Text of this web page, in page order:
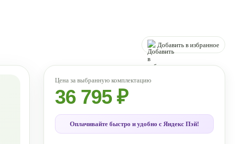
Добавить в избранное
36 795 ₽
Оплачивайте быстро и удобно с Яндекс Пэй!